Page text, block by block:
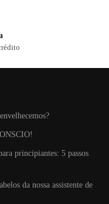
principiantes: 5 passos
da nossa assistente de